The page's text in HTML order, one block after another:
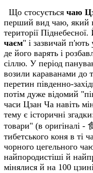
Що стосується чаю
перший вид чаю, який
території
чаєм" і зазвичай п'ють
де його варять і
сіллю. У період
возили караванами до
перетин південно-
потім дуже відомий
часи Цзан Ча навіть
тему є історичні
товари" (в оригіналі -
тибетського коня в ті
чорного цегельного
найпородистіші й
мінялися й на 100